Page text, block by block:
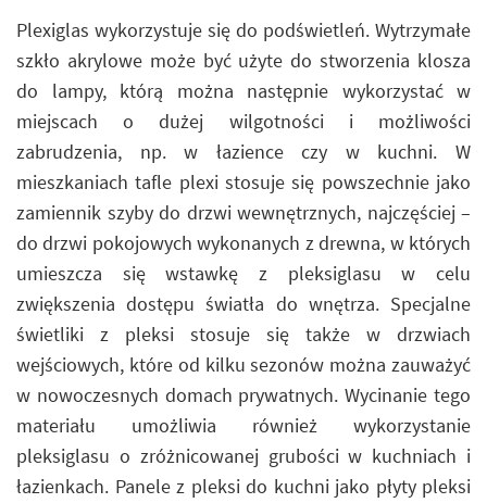
Plexiglas wykorzystuje się do podświetleń. Wytrzymałe
szkło akrylowe może być użyte do stworzenia klosza
do lampy, którą można następnie wykorzystać w
miejscach o dużej wilgotności i możliwości
zabrudzenia, np. w łazience czy w kuchni. W
mieszkaniach tafle plexi stosuje się powszechnie jako
zamiennik szyby do drzwi wewnętrznych, najczęściej –
do drzwi pokojowych wykonanych z drewna, w których
umieszcza się wstawkę z pleksiglasu w celu
zwiększenia dostępu światła do wnętrza. Specjalne
świetliki z pleksi stosuje się także w drzwiach
wejściowych, które od kilku sezonów można zauważyć
w nowoczesnych domach prywatnych. Wycinanie tego
materiału umożliwia również wykorzystanie
pleksiglasu o zróżnicowanej grubości w kuchniach i
łazienkach. Panele z pleksi do kuchni jako płyty pleksi